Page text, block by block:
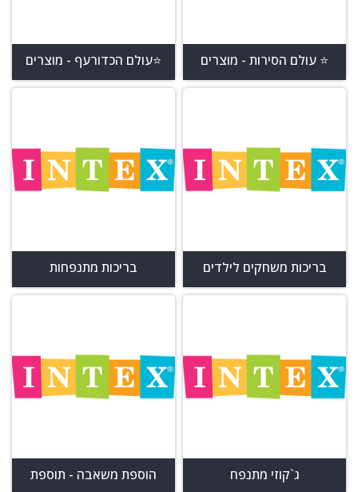
⭐ עולם הסירות - מוצרים
מומלצים
⭐עולם הכדורעף - מוצרים
שישדרגו את החוויה
בריכות משחקים לילדים בריכות מתנפחות
ג`קוזי מתנפח
הוספת משאבה - תוספת